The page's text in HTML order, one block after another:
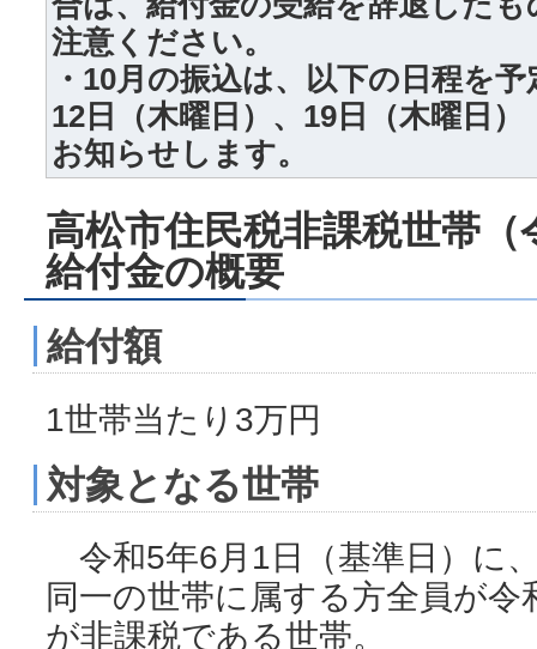
注意ください。
・10月の振込は、以下の日程を
12日（木曜日）、19日（木曜日
お知らせします。
高松市住民税非課税世帯
給付金の概要
給付額
1世帯当たり3万円
対象となる世帯
令和5年6月1日（基準日）に
同一の世帯に属する方全員が
が非課税である世帯。